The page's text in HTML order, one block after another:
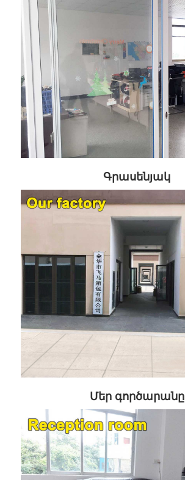
Գրասենյակ
Մեր գործարանը